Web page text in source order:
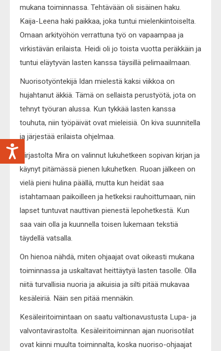
mukana toiminnassa. Tehtävään oli sisäinen haku.
Kaija-Leena haki paikkaa, joka tuntui mielenkiintoiselta.
Omaan arkityöhön verrattuna työ on vapaampaa ja
virkistävän erilaista. Heidi oli jo toista vuotta peräkkäin ja
tuntui eläytyvän lasten kanssa täysillä pelimaailmaan.
Nuorisotyöntekijä Idan mielestä kaksi viikkoa on
hujahtanut äkkiä. Tämä on sellaista perustyötä, jota on
tehnyt työuran alussa. Kun tykkää lasten kanssa
touhuta, niin työpäivät ovat mieleisiä. On kiva suunnitella
ja järjestää erilaista ohjelmaa.
Kirjastolta Mira on valinnut lukuhetkeen sopivan kirjan ja
käynyt pitämässä pienen lukuhetken. Ruoan jälkeen on
vielä pieni hulina päällä, mutta kun heidät saa
istahtamaan paikoilleen ja hetkeksi rauhoittumaan, niin
lapset tuntuvat nauttivan pienestä lepohetkestä. Kun
saa vain olla ja kuunnella toisen lukemaan tekstiä
täydellä vatsalla.
On hienoa nähdä, miten ohjaajat ovat oikeasti mukana
toiminnassa ja uskaltavat heittäytyä lasten tasolle. Olla
niitä turvallisia nuoria ja aikuisia ja silti pitää mukavaa
kesäleiriä. Näin sen pitää mennäkin.
Kesäleiritoimintaan on saatu valtionavustusta Lupa- ja
valvontavirastolta. Kesäleiritoiminnan ajan nuorisotilat
ovat kiinni muulta toiminnalta, koska nuoriso-ohjaajat